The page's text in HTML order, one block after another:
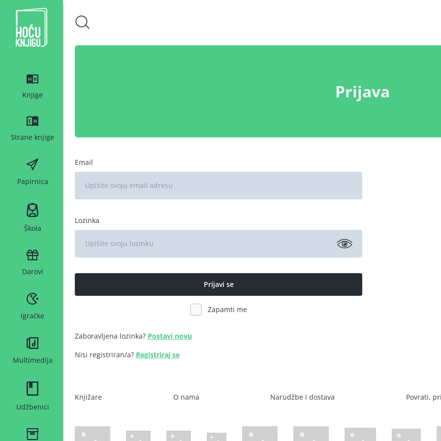
Hoću knjigu bijeli logo
Knjige
Strane knjige
Papirnica
Škola
Darovi
Igračke
Multimedija
Udžbenici
Prijava
Email
Lozinka
Zapamti me
Zaboravljena lozinka? Postavi novu
Nisi registriran/a? Registriraj se
Knjižare O nama Narudžbe i dostava Povrati,
WsPay web stranicaMaestro web stranicaMastercard web stranicaAmerican Express web stranica
Visa web stranica Diners web stranicaTrustwave certificirano
Mastercard